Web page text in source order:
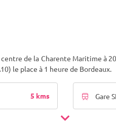
de la Charente Maritime à
le place à 1 heure de Bordeaux.
5 kms Gare